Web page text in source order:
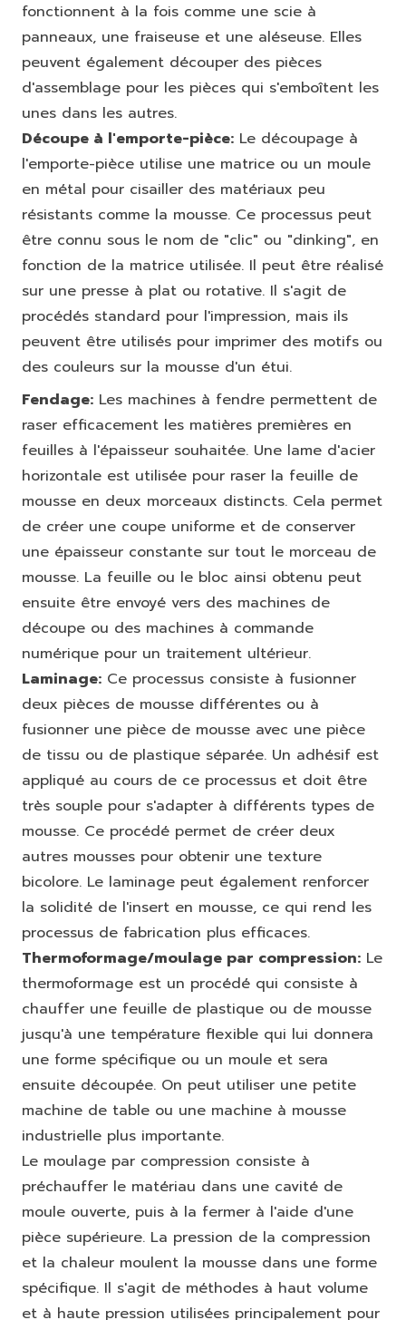
fonctionnent à la fois comme une scie à
panneaux, une fraiseuse et une aléseuse. Elles
peuvent également découper des pièces
d'assemblage pour les pièces qui s'emboîtent les
unes dans les autres.
Découpe à l'emporte-pièce: Le découpage à
l'emporte-pièce utilise une matrice ou un moule
en métal pour cisailler des matériaux peu
résistants comme la mousse. Ce processus peut
être connu sous le nom de "clic" ou "dinking", en
fonction de la matrice utilisée. Il peut être réalisé
sur une presse à plat ou rotative. Il s'agit de
procédés standard pour l'impression, mais ils
peuvent être utilisés pour imprimer des motifs ou
des couleurs sur la mousse d'un étui.
Fendage: Les machines à fendre permettent de
raser efficacement les matières premières en
feuilles à l'épaisseur souhaitée. Une lame d'acier
horizontale est utilisée pour raser la feuille de
mousse en deux morceaux distincts. Cela permet
de créer une coupe uniforme et de conserver
une épaisseur constante sur tout le morceau de
mousse. La feuille ou le bloc ainsi obtenu peut
ensuite être envoyé vers des machines de
découpe ou des machines à commande
numérique pour un traitement ultérieur.
Laminage: Ce processus consiste à fusionner
deux pièces de mousse différentes ou à
fusionner une pièce de mousse avec une pièce
de tissu ou de plastique séparée. Un adhésif est
appliqué au cours de ce processus et doit être
très souple pour s'adapter à différents types de
mousse. Ce procédé permet de créer deux
autres mousses pour obtenir une texture
bicolore. Le laminage peut également renforcer
la solidité de l'insert en mousse, ce qui rend les
processus de fabrication plus efficaces.
Thermoformage/moulage par compression: Le
thermoformage est un procédé qui consiste à
chauffer une feuille de plastique ou de mousse
jusqu'à une température flexible qui lui donnera
une forme spécifique ou un moule et sera
ensuite découpée. On peut utiliser une petite
machine de table ou une machine à mousse
industrielle plus importante.
Le moulage par compression consiste à
préchauffer le matériau dans une cavité de
moule ouverte, puis à la fermer à l'aide d'une
pièce supérieure. La pression de la compression
et la chaleur moulent la mousse dans une forme
spécifique. Il s'agit de méthodes à haut volume
et à haute pression utilisées principalement pour